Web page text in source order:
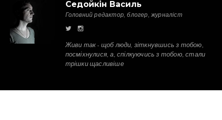
Седойкін Василь
Головний редактор, блогер, журналіст
Живи так - щоб люди, зіткнувшись з тобою,
посміхнулися, а, спілкуючись з тобою, стали
трішки щасливіше